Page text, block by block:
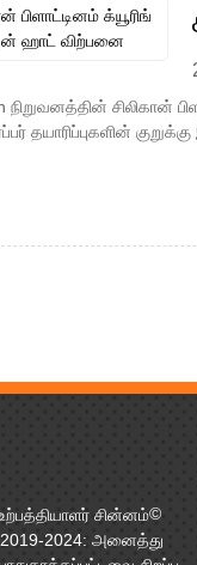
நிறுவனத்தின் சிலிகான்
தயாரிப்புகளின்
©
- 2019-2024: அனைத்து